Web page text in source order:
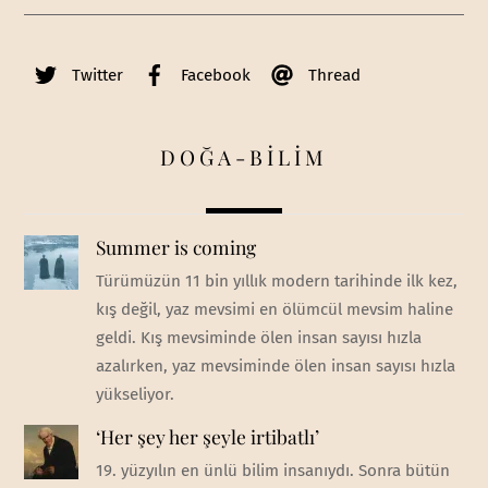
Twitter Facebook Thread
DOĞA-BİLİM
Summer is coming
Türümüzün 11 bin yıllık modern tarihinde ilk kez,
kış değil, yaz mevsimi en ölümcül mevsim haline
geldi. Kış mevsiminde ölen insan sayısı hızla
azalırken, yaz mevsiminde ölen insan sayısı hızla
yükseliyor.
‘Her şey her şeyle irtibatlı’
19. yüzyılın en ünlü bilim insanıydı. Sonra bütün